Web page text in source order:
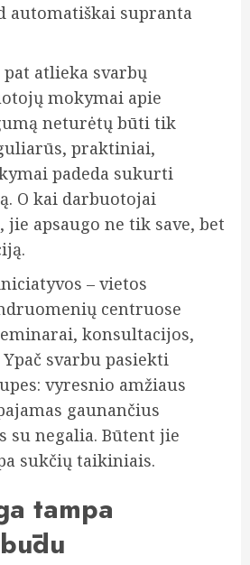
automatiškai supranta
atlieka svarbų
mokymai apie
neturėtų būti tik
praktiniai,
padeda sukurti
O kai darbuotojai
apsaugo ne tik save, bet
– vietos
centruose
konsultacijos,
svarbu pasiekti
vyresnio amžiaus
gaunančius
su negalia. Būtent jie
sukčių taikiniais.
tampa